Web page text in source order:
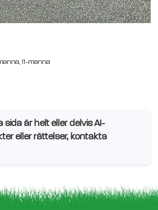
11-manna
är helt eller delvis AI-
eller rättelser, kontakta